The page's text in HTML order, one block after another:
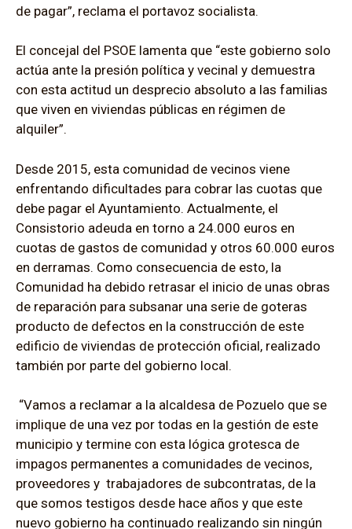
de pagar”, reclama el portavoz socialista.
El concejal del PSOE lamenta que “este gobierno solo
actúa ante la presión política y vecinal y demuestra
con esta actitud un desprecio absoluto a las familias
que viven en viviendas públicas en régimen de
alquiler”.
Desde 2015, esta comunidad de vecinos viene
enfrentando dificultades para cobrar las cuotas que
debe pagar el Ayuntamiento. Actualmente, el
Consistorio adeuda en torno a 24.000 euros en
cuotas de gastos de comunidad y otros 60.000 euros
en derramas. Como consecuencia de esto, la
Comunidad ha debido retrasar el inicio de unas obras
de reparación para subsanar una serie de goteras
producto de defectos en la construcción de este
edificio de viviendas de protección oficial, realizado
también por parte del gobierno local.
“Vamos a reclamar a la alcaldesa de Pozuelo que se
implique de una vez por todas en la gestión de este
municipio y termine con esta lógica grotesca de
impagos permanentes a comunidades de vecinos,
proveedores y trabajadores de subcontratas, de la
que somos testigos desde hace años y que este
nuevo gobierno ha continuado realizando sin ningún